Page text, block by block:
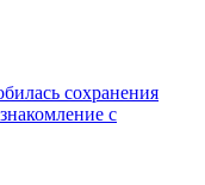
сохранения
с